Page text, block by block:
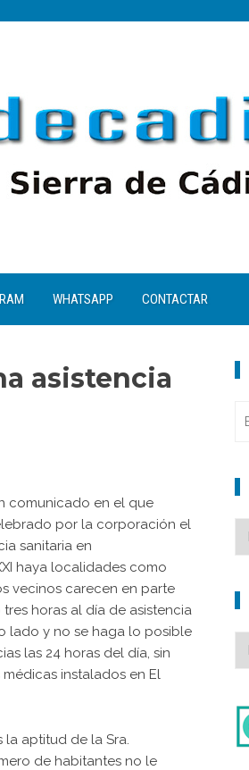
WHATSAPP CONTACTAR
asistencia
comunicado en el que
por la corporación el
sanitaria en
haya localidades como
vecinos carecen en parte
horas al día de asistencia
lado y no se haga lo posible
las 24 horas del día, sin
instalados en El
aptitud de la Sra.
de habitantes no le